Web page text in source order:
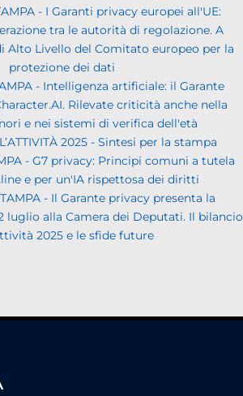
- I Garanti privacy europei all'UE:
tra le autorità di regolazione. A
Alto Livello del Comitato europeo per la
protezione dei dati
- Intelligenza artificiale: il Garante
Rilevate criticità anche nella
e nei sistemi di verifica dell'età
2025 - Sintesi per la stampa
- G7 privacy: Principi comuni a tutela
e per un'IA rispettosa dei diritti
- Il Garante privacy presenta la
luglio alla Camera dei Deputati. Il bilancio
2025 e le sfide future